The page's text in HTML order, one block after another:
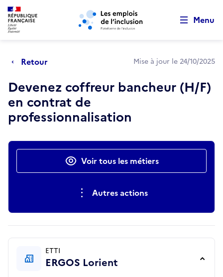
Aller au menu principal Aller au contenu principal
Menu
Retour Mise à jour le 24/10/2025
Devenez coffreur bancheur (H/F)
en contrat de
professionnalisation
Actions rapidesVoir tous les métiers
Autres actions
ETTI
ERGOS Lorient
Retour au début de la page
Panneau de gestion des cookies